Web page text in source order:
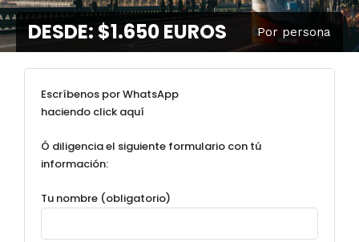
DESDE: $1.650 EUROS Por persona
Escríbenos por WhatsApp
haciendo click aquí
Ó diligencia el siguiente formulario con tú
información:
Tu nombre (obligatorio)